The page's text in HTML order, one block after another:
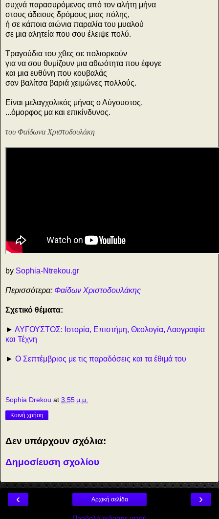
συχνά παρασυρόμενος από τον αλήτη μήνα
στους άδειους δρόμους μιας πόλης,
ή σε κάποια αιώνια παραλία του μυαλού
σε μια αλητεία που σου έλειψε πολύ.
Τραγούδια του χθες σε πολιορκούν
για να σου θυμίζουν μια αθωότητα που έφυγε
και μια ευθύνη που κουβαλάς
σαν βαλίτσα βαριά χειμώνες πολλούς.
Είναι μελαγχολικός μήνας ο Αύγουστος,
...όμορφος μα και επικίνδυνος.
του Φαίδωνα Χριστοδουλάκη
by Sophia-Ntrekou.gr
Περισσότερα: Φαίδων Χριστοδουλάκης
Σχετικό θέματα:
► ΑΥΓΟΥΣΤΟΣ: Ιστορία, Επιστήμη, Θεολογία, Λαογραφία
και Τέχνη
► Ο Σεπτέμβριος με τις παραδόσεις και τα έθιμά του
Sophia Drekou at 3:55 μ.μ.
Κοινή χρήση
Δεν υπάρχουν σχόλια:
Δημοσίευση σχολίου
‹ ›
Αρχική σελίδα